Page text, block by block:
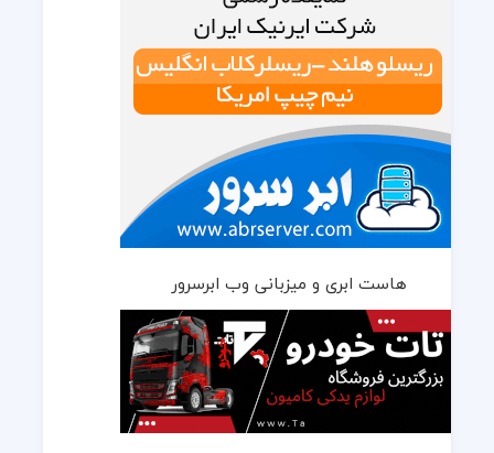
هاست ابری و میزبانی وب ابرسرور